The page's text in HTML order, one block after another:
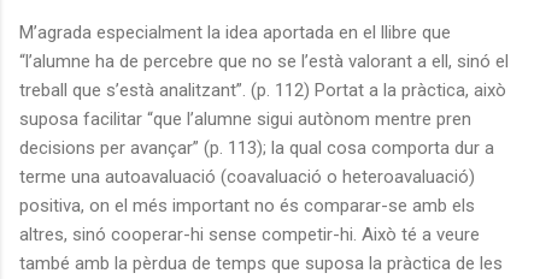
M’agrada especialment la idea aportada en el llibre que
“l’alumne ha de percebre que no se l’està valorant a ell, sinó el
treball que s’està analitzant”. (p. 112) Portat a la pràctica, això
suposa facilitar “que l’alumne sigui autònom mentre pren
decisions per avançar” (p. 113); la qual cosa comporta dur a
terme una autoavaluació (coavaluació o heteroavaluació)
positiva, on el més important no és comparar-se amb els
altres, sinó cooperar-hi sense competir-hi. Això té a veure
també amb la pèrdua de temps que suposa la pràctica de les